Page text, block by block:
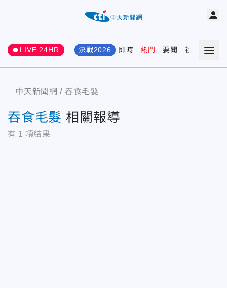
LIVE 24HR 決戰2026 即時 熱門 要聞 社會 娛樂
中天新聞網 吞食毛髮
吞食毛髮 相關報導
有 1 項結果